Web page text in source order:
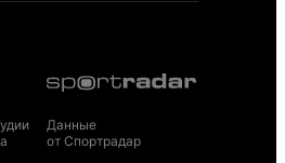
Данные
от Спортрадар